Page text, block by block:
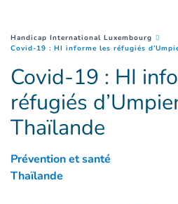
You are here :
Handicap International Luxembourg
Covid-19 : HI informe les réfugiés
Covid-19 : HI
réfugiés
Thaïlande
Prévention et santé
Thaïlande